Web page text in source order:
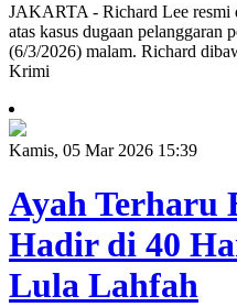
JAKARTA - Richard Lee resmi
atas kasus dugaan pelanggaran
(6/3/2026) malam. Richard
Krimi
Kamis, 05 Mar 2026 15:39
Ayah Terharu
Hadir di 40
Lula Lahfah